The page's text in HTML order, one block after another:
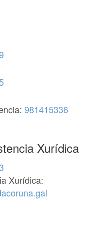
981415336
Xurídica
Xurídica: